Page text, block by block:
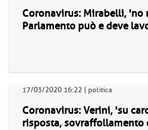
Coronavirus: Mirabelli, 'no
Parlamento può e deve
17/03/2020 16:22 | politica
Coronavirus: Verini, 'su
risposta,